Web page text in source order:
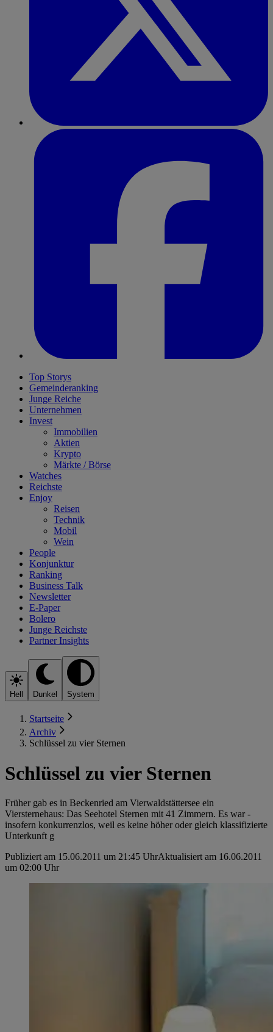
Top Storys
Gemeinderanking
Junge Reiche
Unternehmen
Invest
Immobilien
Aktien
Krypto
Märkte / Börse
Watches
Reichste
Enjoy
Reisen
Technik
Mobil
Wein
People
Konjunktur
Ranking
Business Talk
Newsletter
E-Paper
Bolero
Junge Reichste
Partner Insights
Hell Dunkel System
Startseite
Archiv
Schlüssel zu vier Sternen
Schlüssel zu vier Sternen
Früher gab es in Beckenried am Vierwaldstättersee ein
Viersternehaus: Das See­hotel Sternen mit 41 Zimmern. Es war ­
insofern konkurrenzlos, weil es keine höher­ oder gleich klassifizierte
Unterkunft g
Publiziert am 15.06.2011 um 21:45 UhrAktualisiert am 16.06.2011
um 02:00 Uhr